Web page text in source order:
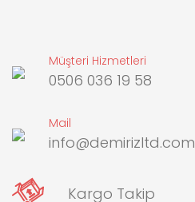
Müşteri Hizmetleri
0506 036 19 58
Mail
info@demirizltd.com
Kargo Takip